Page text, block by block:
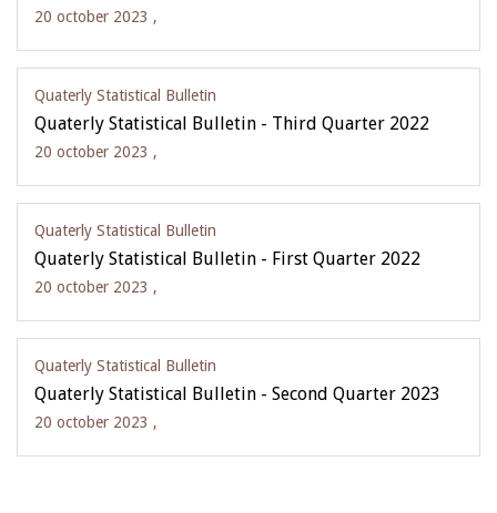
20 october 2023 ,
Quaterly Statistical Bulletin
Quaterly Statistical Bulletin - Third Quarter 2022
20 october 2023 ,
Quaterly Statistical Bulletin
Quaterly Statistical Bulletin - First Quarter 2022
20 october 2023 ,
Quaterly Statistical Bulletin
Quaterly Statistical Bulletin - Second Quarter 2023
20 october 2023 ,